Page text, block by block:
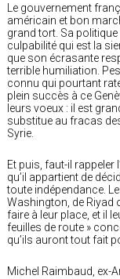
Le gouvernement
américain et bon
grand tort. Sa
culpabilité qui est la
que son écrasante
terrible humiliation.
connu qui pourtant
plein succès à ce
leurs voeux : il est
substitue au fracas
Syrie.
Et puis, faut-il rappeler
qu’il appartient de
toute indépendance.
Washington, de Riyad
faire à leur place, et il
feuilles de route »
qu’ils auront tout fait
Michel Raimbaud, ex-